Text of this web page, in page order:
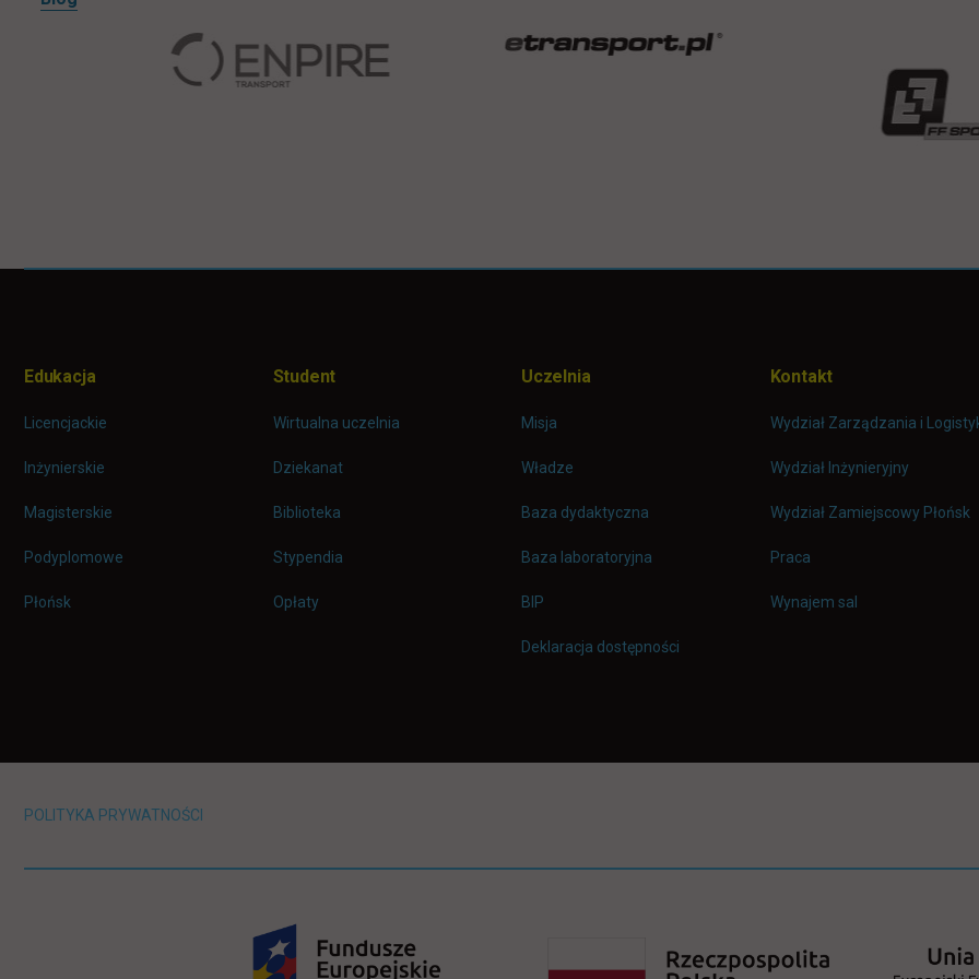
Edukacja
Licencjackie
Inżynierskie
Magisterskie
Podyplomowe
Płońsk
Student
Wirtualna uczelnia
Dziekanat
Biblioteka
Stypendia
Opłaty
Uczelnia
Misja
Władze
Baza dydaktyczna
Baza laboratoryjna
BIP
Deklaracja dostępności
Kontakt
Wydział Zarządzania i
Wydział Inżynieryjny
Wydział Zamiejscowy Płońsk
Pracalink otwiera się w nowej
Wynajem sal
POLITYKA PRYWATNOŚCI